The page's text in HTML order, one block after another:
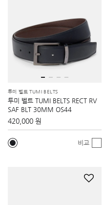
투미 벨트 TUMI BELTS
투미 벨트 TUMI BELTS RECT RV
SAF BLT 30MM OS44
420,000 원
비교